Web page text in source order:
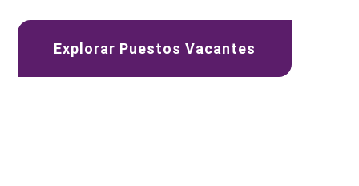
Explorar Puestos Vacantes